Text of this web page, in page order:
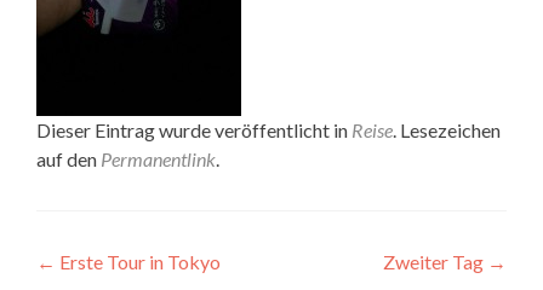
Dieser Eintrag wurde veröffentlicht in Reise. Lesezeichen
auf den Permanentlink.
Beitragsnavigation
← Erste Tour in Tokyo Zweiter Tag →